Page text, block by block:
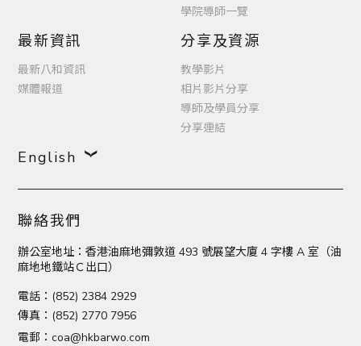
學院導師一覽
最新資訊
最新八和資訊
媒體報道
分享及資源
教學影片
相片影片分享
導師及學員分享
分享連結
English
聯絡我們
辦公室地址：香港油麻地彌敦道 493 號展望大廈 4 字樓 A 室（油
麻地地鐵站Ｃ出口）
電話：(852) 2384 2929
傳真：(852) 2770 7956
電郵： coa@hkbarwo.com